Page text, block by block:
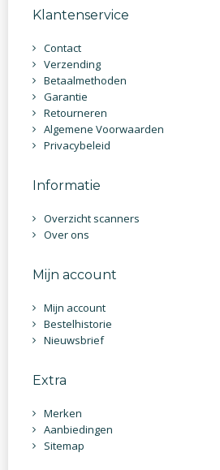
Klantenservice
Contact
Verzending
Betaalmethoden
Garantie
Retourneren
Algemene Voorwaarden
Privacybeleid
Informatie
Overzicht scanners
Over ons
Mijn account
Mijn account
Bestelhistorie
Nieuwsbrief
Extra
Merken
Aanbiedingen
Sitemap